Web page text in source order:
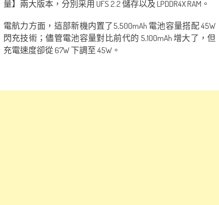
量】兩大版本，分別采用 UFS 2.2 儲存以及 LPDDR4X RAM。
電航力方面，這部新機内置了5,500mAh 電池容量搭配 45W
閃充技術；儘管電池容量對比前代的 5,100mAh 增大了，但
充電速度卻從 67W 下調至 45W。